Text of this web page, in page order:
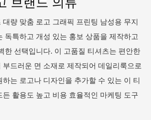
대량 맞춤 로고 그래픽 프린팅 남성용 무지
독특하고 개성 있는 홍보 상품을 제작하고
한 선택입니다. 이 고품질 티셔츠는 편안한
부드러운 면 소재로 제작되어 데일리룩으로
하는 로고나 디자인을 추가할 수 있는 이 티
든 활용도 높고 비용 효율적인 마케팅 도구